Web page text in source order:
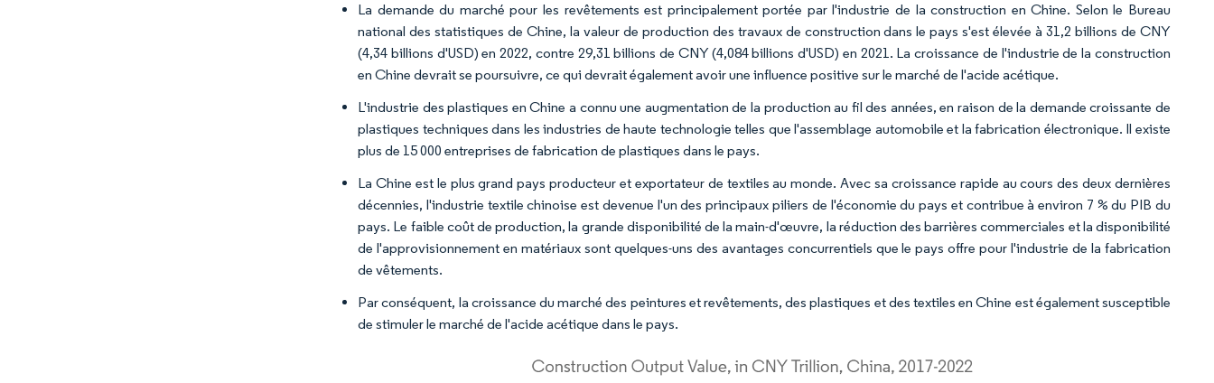
La demande du marché pour les revêtements est principalement portée par l'industrie de la construction en Chine. Selon le Bureau
national des statistiques de Chine, la valeur de production des travaux de construction dans le pays s'est élevée à 31,2 billions de CNY
(4,34 billions d'USD) en 2022, contre 29,31 billions de CNY (4,084 billions d'USD) en 2021. La croissance de l'industrie de la construction
en Chine devrait se poursuivre, ce qui devrait également avoir une influence positive sur le marché de l'acide acétique.
L'industrie des plastiques en Chine a connu une augmentation de la production au fil des années, en raison de la demande croissante de
plastiques techniques dans les industries de haute technologie telles que l'assemblage automobile et la fabrication électronique. Il existe
plus de 15 000 entreprises de fabrication de plastiques dans le pays.
La Chine est le plus grand pays producteur et exportateur de textiles au monde. Avec sa croissance rapide au cours des deux dernières
décennies, l'industrie textile chinoise est devenue l'un des principaux piliers de l'économie du pays et contribue à environ 7 % du PIB du
pays. Le faible coût de production, la grande disponibilité de la main-d'œuvre, la réduction des barrières commerciales et la disponibilité
de l'approvisionnement en matériaux sont quelques-uns des avantages concurrentiels que le pays offre pour l'industrie de la fabrication
de vêtements.
Par conséquent, la croissance du marché des peintures et revêtements, des plastiques et des textiles en Chine est également susceptible
de stimuler le marché de l'acide acétique dans le pays.